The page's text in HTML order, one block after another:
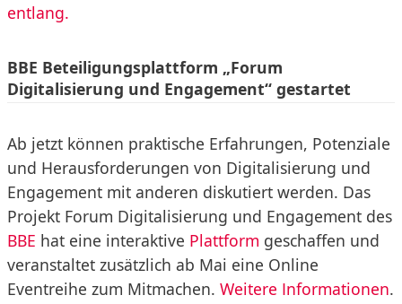
entlang.
BBE Beteiligungsplattform „Forum
Digitalisierung und Engagement“ gestartet
Ab jetzt können praktische Erfahrungen, Potenziale
und Herausforderungen von Digitalisierung und
Engagement mit anderen diskutiert werden. Das
Projekt Forum Digitalisierung und Engagement des
BBE hat eine interaktive Plattform geschaffen und
veranstaltet zusätzlich ab Mai eine Online
Eventreihe zum Mitmachen. Weitere Informationen.